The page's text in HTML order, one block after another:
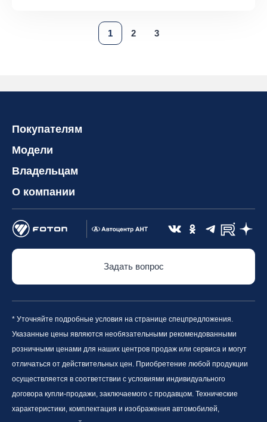
1 2 3
Покупателям
Модели
Владельцам
О компании
Задать вопрос
* Уточняйте подробные условия на странице спецпредложения.
Указанные цены являются необязательными рекомендованными
розничными ценами для наших центров продаж или сервиса и могут
отличаться от действительных цен. Приобретение любой продукции
осуществляется в соответствии с условиями индивидуального
договора купли-продажи, заключаемого с продавцом. Технические
характеристики, комплектация и изображения автомобилей,